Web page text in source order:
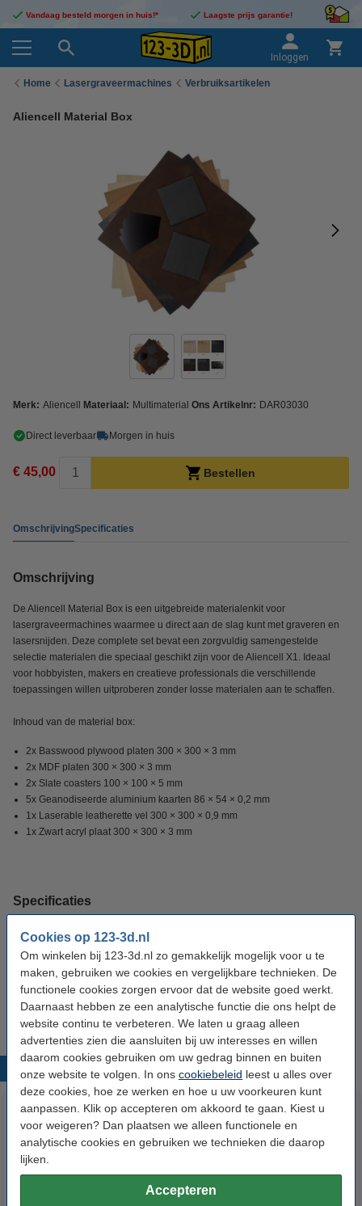
Cookies op 123-3d.nl
Om winkelen bij 123-3d.nl zo gemakkelijk mogelijk voor u te
maken, gebruiken we cookies en vergelijkbare technieken. De
functionele cookies zorgen ervoor dat de website goed werkt.
Daarnaast hebben ze een analytische functie die ons helpt de
website continu te verbeteren. We laten u graag alleen
advertenties zien die aansluiten bij uw interesses en willen
daarom cookies gebruiken om uw gedrag binnen en buiten
onze website te volgen. In ons cookiebeleid leest u alles over
deze cookies, hoe ze werken en hoe u uw voorkeuren kunt
aanpassen. Klik op accepteren om akkoord te gaan. Kiest u
voor weigeren? Dan plaatsen we alleen functionele en
analytische cookies en gebruiken we technieken die daarop
lijken.
Accepteren
Vandaag besteld morgen in huis!* Laagste prijs garantie!
Inloggen
Home Lasergraveermachines Verbruiksartikelen
Aliencell Material Box
Merk: Aliencell Materiaal: Multimaterial Ons Artikelnr: DAR03030
Direct leverbaar Morgen in huis
€ 45,00 Bestellen
OmschrijvingSpecificaties
Omschrijving
De Aliencell Material Box is een uitgebreide materialenkit voor
lasergraveermachines waarmee u direct aan de slag kunt met graveren en
lasersnijden. Deze complete set bevat een zorgvuldig samengestelde
selectie materialen die speciaal geschikt zijn voor de Aliencell X1. Ideaal
voor hobbyisten, makers en creatieve professionals die verschillende
toepassingen willen uitproberen zonder losse materialen aan te schaffen.
Inhoud van de material box:
2x Basswood plywood platen 300 × 300 × 3 mm
2x MDF platen 300 × 300 × 3 mm
2x Slate coasters 100 × 100 × 5 mm
5x Geanodiseerde aluminium kaarten 86 × 54 × 0,2 mm
1x Laserable leatherette vel 300 × 300 × 0,9 mm
1x Zwart acryl plaat 300 × 300 × 3 mm
Specificaties
Merk: Aliencell
Materiaal: Multimaterial
Ons Artikelnr: DAR03030
Populaire producten